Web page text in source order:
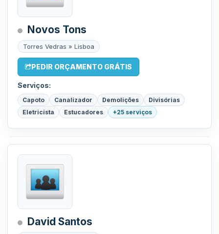
Novos Tons
Torres Vedras » Lisboa
PEDIR ORÇAMENTO GRÁTIS
Serviços:
Capoto Canalizador Demolições
Divisórias
Eletricista
Estucadores +25 serviços
David Santos